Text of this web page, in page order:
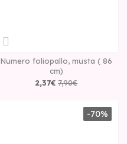
Numero foliopallo, musta ( 86
cm)
2,37€ 7,90€
-70%